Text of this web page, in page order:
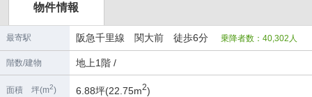
千里山駅の店舗物件・貸店舗・テナント一覧
吹田駅の店舗物件・貸店舗・テナント一覧
南千里駅の店舗物件・貸店舗・テナント一覧
物件情報
最寄駅 阪急千里線 関大前 徒歩6分 乗降者数：40,302人
階数/建物 地上1階 /
面積 坪(m2) 6.88坪(22.75m2)